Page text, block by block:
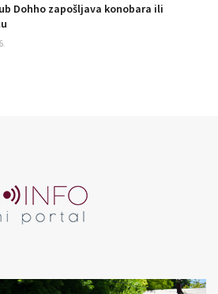
Dohho zapošljava konobara ili